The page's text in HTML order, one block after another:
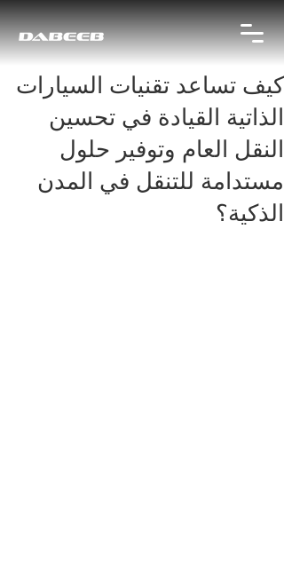
كيف تساعد تقنيات السيارات
الذاتية القيادة في تحسين
النقل العام وتوفير حلول
مستدامة للتنقل في المدن
الذكية؟